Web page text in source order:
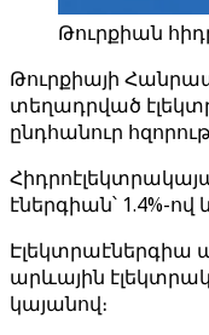
Թուրքիան
Թուրքիայի
տեղադրված
ընդհանուր
էներգիան՝ 1.4%-ով
Էլեկտրաէներգիա
արևային
կայանով։